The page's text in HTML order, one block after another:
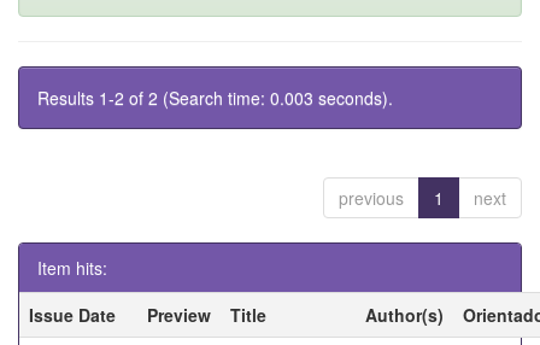
Results 1-2 of 2 (Search time: 0.003 seconds).
previous 1 next
Item hits:
Issue Date
Preview Title Author(s)